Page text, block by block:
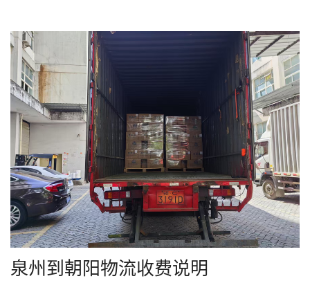
泉州到朝阳物流收费说明